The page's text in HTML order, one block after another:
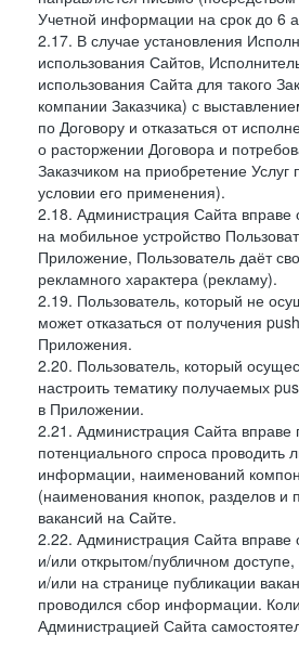
Учетной информации на срок до 6
2.17. В случае установления
использования Сайтов,
использования Сайта для такого
компании Заказчика) с
по Договору и отказаться от
о расторжении Договора и
Заказчиком на приобретение
условии его применения).
2.18. Администрация Сайта
на мобильное устройство
Приложение, Пользователь даёт
рекламного характера (рекламу).
2.19. Пользователь, который не
может отказаться от получения
Приложения.
2.20. Пользователь, который
настроить тематику получаемых
в Приложении.
2.21. Администрация Сайта вправе
потенциального спроса
информации, наименований
(наименования кнопок, разделов и
вакансий на Сайте.
2.22. Администрация Сайта
и/или открытом/публичном
и/или на странице публикации
проводился сбор информации.
Администрацией Сайта